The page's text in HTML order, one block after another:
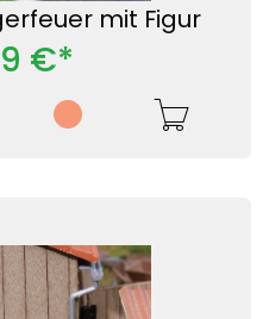
mit Figur
€*